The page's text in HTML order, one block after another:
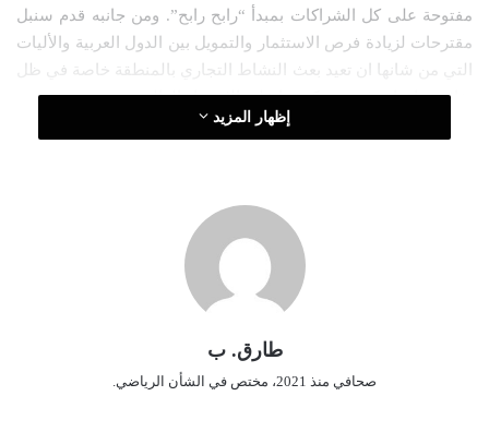
ن
مفتوحة على كل الشراكات بمبدأ “رابح رابح”. ومن جانبه قدم سنبل
مقترحات لزيادة فرص الاستثمار والتمويل بين الدول العربية والأليات
التي من شانها ان تعيد بعث النشاط التجاري بالمنطقة خاصة في ظل
تفاقم تداعيات فيروس كورونا على الاقتصاد العالمي.
إظهار المزيد
طارق. ب
صحافي منذ 2021، مختص في الشأن الرياضي.